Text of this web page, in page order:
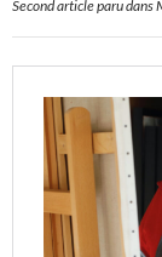
Second article paru dans